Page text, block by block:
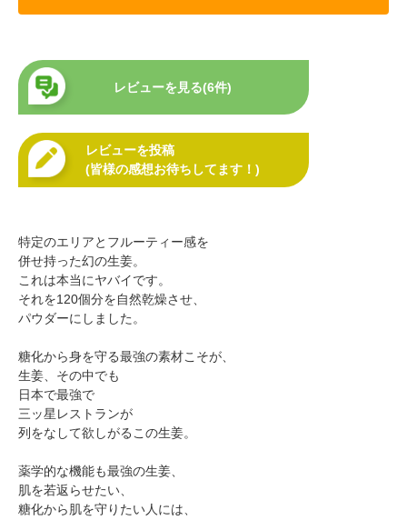
レビューを見る(6件)
レビューを投稿
(皆様の感想お待ちしてます！)
特定のエリアとフルーティー感を
併せ持った幻の生姜。
これは本当にヤバイです。
それを120個分を自然乾燥させ、
パウダーにしました。
糖化から身を守る最強の素材こそが、
生姜、その中でも
日本で最強で
三ッ星レストランが
列をなして欲しがるこの生姜。
薬学的な機能も最強の生姜、
肌を若返らせたい、
糖化から肌を守りたい人には、